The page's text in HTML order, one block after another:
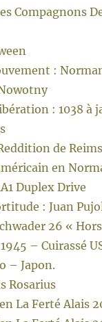
Compagnons
:
: 1038 à
de Reims
en
Duplex Drive
: Juan
26 «
– Cuirassé
– Japon.
Rosarius
La Ferté Alais